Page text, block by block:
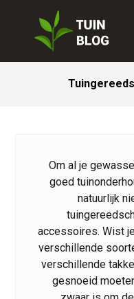
Om al je
goed
natuurlijk
accessoires. Wist
verschillende
verschillende
gesnoeid